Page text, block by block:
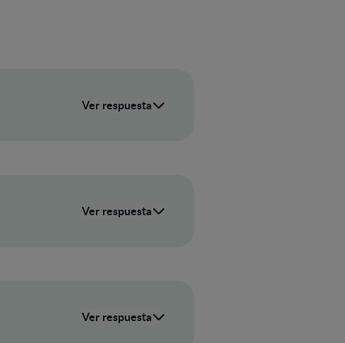
Ver respuesta
Ver respuesta
Ver respuesta